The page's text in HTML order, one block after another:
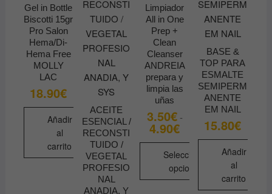
pueden
elegir
en
la
página
de
elegir
en
la
página
de
producto
Gel in Bottle
Biscotti 15gr
Pro Salon
Hema/Di-
Hema Free
MOLLY
LAC
18.90€
Añadir
al
carrito
ACEITE
ESENCIAL /
RECONSTI
TUIDO /
VEGETAL
PROFESIO
NAL
ANADIA, Y
Limpiador
All in One
Prep +
Clean
Cleanser
ANDREIA
prepara y
limpia las
uñas
3.50€ -
4.90€Rango
de
precios:
desde
3.50€
hasta
4.90€
Seleccionar
opciones
BASE &
TOP PARA
ESMALTE
SEMIPERM
ANENTE
EM NAIL
15.80€
Añadir
al
carrito